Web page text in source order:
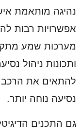
נהיגה מותאמת
אפשרויות רבות
מערכות שמע
ותכונות ניהול
להתאים את הרכב
נסיעה נוחה יותר.
גם התכנים